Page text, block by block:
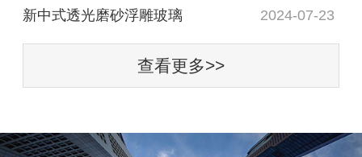
新中式透光磨砂浮雕玻璃 2024-07-23
查看更多>>